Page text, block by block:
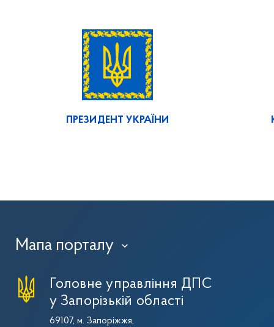
ПРЕЗИДЕНТ УКРАЇНИ
Мапа порталу ›
Головне управління ДПС
у Запорізькій області
69107, м. Запоріжжя,